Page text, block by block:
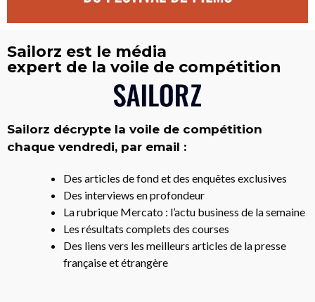
Sailorz est le média
expert de la voile de compétition
Sailorz décrypte la voile de compétition
chaque vendredi, par email :
Des articles de fond et des enquêtes exclusives
Des interviews en profondeur
La rubrique Mercato : l’actu business de la semaine
Les résultats complets des courses
Des liens vers les meilleurs articles de la presse
française et étrangère